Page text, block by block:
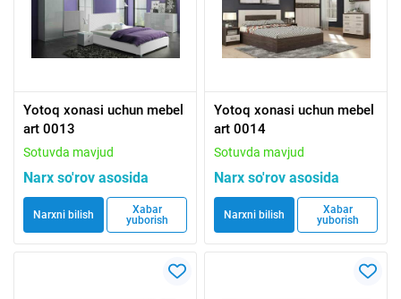
Yotoq xonasi uchun mebel
art 0013
Sotuvda mavjud
Narx so'rov asosida
Narxni bilish
Xabar
yuborish
Yotoq xonasi uchun mebel
art 0014
Sotuvda mavjud
Narx so'rov asosida
Narxni bilish
Xabar
yuborish